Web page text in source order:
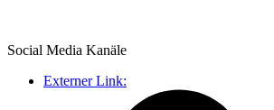
Social Media Kanäle
Externer Link: